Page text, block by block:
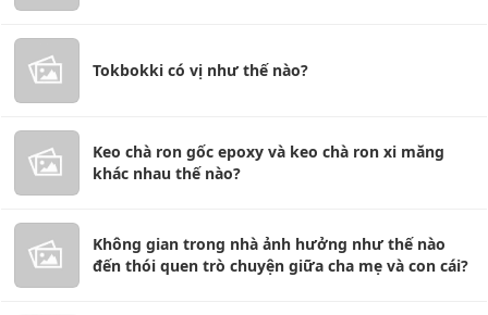
Tokbokki có vị như thế nào?
Keo chà ron gốc epoxy và keo chà ron xi măng
khác nhau thế nào?
Không gian trong nhà ảnh hưởng như thế nào
đến thói quen trò chuyện giữa cha mẹ và con cái?